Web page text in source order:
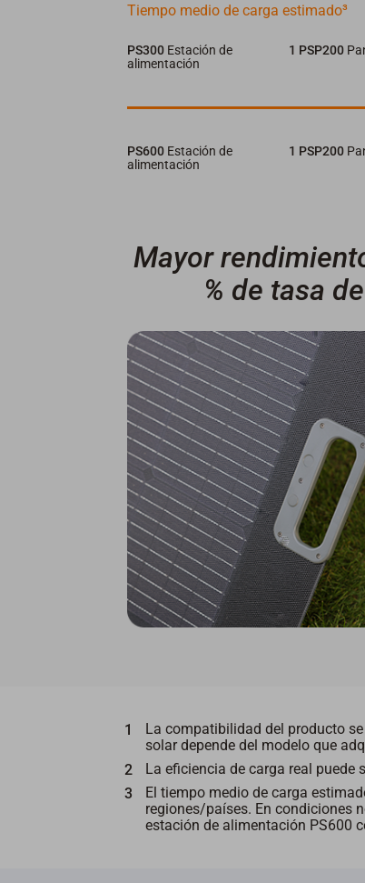
Tiempo medio de carga estimado³
PS300 Estación de
alimentación
1 PSP200
PS600 Estación de
alimentación
1 PSP200
Mayor
% de tasa
La compatibilidad del producto
solar depende del modelo que
La eficiencia de carga real
El tiempo medio de carga
regiones/países. En condiciones
estación de alimentación PS600